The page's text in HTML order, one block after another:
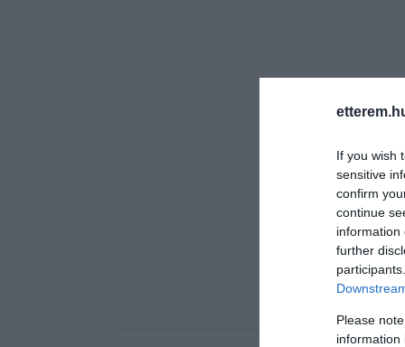
If you wish
sensitive
confirm
continue
information
further
Please
information